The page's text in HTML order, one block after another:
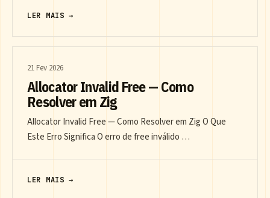
LER MAIS →
21 Fev 2026
Allocator Invalid Free — Como
Resolver em Zig
Allocator Invalid Free — Como Resolver em Zig O Que
Este Erro Significa O erro de free inválido …
LER MAIS →